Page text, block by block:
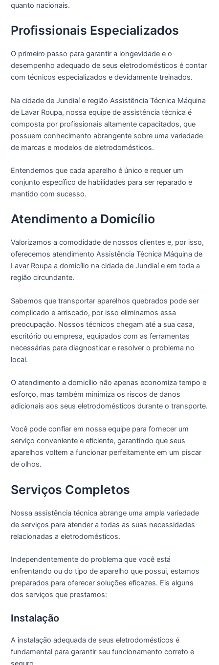
quanto nacionais.
Profissionais Especializados
O primeiro passo para garantir a longevidade e o
desempenho adequado de seus eletrodomésticos é contar
com técnicos especializados e devidamente treinados.
Na cidade de Jundiaí e região Assistência Técnica Máquina
de Lavar Roupa, nossa equipe de assistência técnica é
composta por profissionais altamente capacitados, que
possuem conhecimento abrangente sobre uma variedade
de marcas e modelos de eletrodomésticos.
Entendemos que cada aparelho é único e requer um
conjunto específico de habilidades para ser reparado e
mantido com sucesso.
Atendimento a Domicílio
Valorizamos a comodidade de nossos clientes e, por isso,
oferecemos atendimento Assistência Técnica Máquina de
Lavar Roupa a domicílio na cidade de Jundiaí e em toda a
região circundante.
Sabemos que transportar aparelhos quebrados pode ser
complicado e arriscado, por isso eliminamos essa
preocupação. Nossos técnicos chegam até a sua casa,
escritório ou empresa, equipados com as ferramentas
necessárias para diagnosticar e resolver o problema no
local.
O atendimento a domicílio não apenas economiza tempo e
esforço, mas também minimiza os riscos de danos
adicionais aos seus eletrodomésticos durante o transporte.
Você pode confiar em nossa equipe para fornecer um
serviço conveniente e eficiente, garantindo que seus
aparelhos voltem a funcionar perfeitamente em um piscar
de olhos.
Serviços Completos
Nossa assistência técnica abrange uma ampla variedade
de serviços para atender a todas as suas necessidades
relacionadas a eletrodomésticos.
Independentemente do problema que você está
enfrentando ou do tipo de aparelho que possui, estamos
preparados para oferecer soluções eficazes. Eis alguns
dos serviços que prestamos:
Instalação
A instalação adequada de seus eletrodomésticos é
fundamental para garantir seu funcionamento correto e